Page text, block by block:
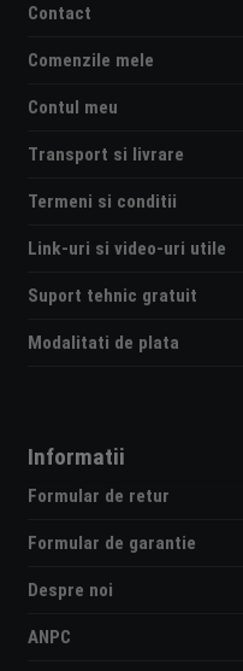
Contact
Comenzile mele
Contul meu
Transport si livrare
Termeni si conditii
Link-uri si video-uri utile
Suport tehnic gratuit
Modalitati de plata
Informatii
Formular de retur
Formular de garantie
Despre noi
ANPC